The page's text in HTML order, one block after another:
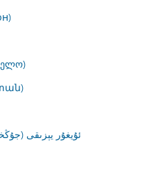
ئۇيغۇر يېزىقى